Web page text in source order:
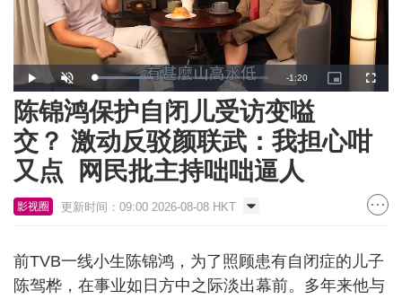
Play Unmute Loaded:
34.18%
Remaining
Time
-1:20
Picture-
in-
陈锦鸿保护自闭儿受访变嗌
交？ 激动反驳颜联武：我担心咁
又点 网民批主持咄咄逼人
影视圈 更新时间：09:00 2026-08-08 HKT
前TVB一线小生陈锦鸿，为了照顾患有自闭症的儿子
陈驾桦，在事业如日方中之际淡出幕前。多年来他与